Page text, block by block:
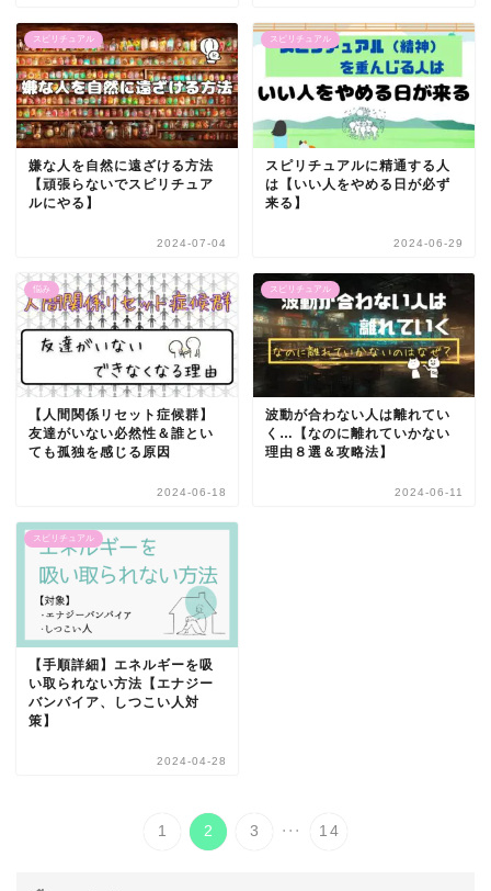
スピリチュアル
嫌な人を自然に遠ざける方法
【頑張らないでスピリチュア
ルにやる】
2024-07-04
スピリチュアル
スピリチュアルに精通する人
は【いい人をやめる日が必ず
来る】
2024-06-29
悩み
【人間関係リセット症候群】
友達がいない必然性＆誰とい
ても孤独を感じる原因
2024-06-18
スピリチュアル
波動が合わない人は離れてい
く…【なのに離れていかない
理由８選＆攻略法】
2024-06-11
スピリチュアル
【手順詳細】エネルギーを吸
い取られない方法【エナジー
バンパイア、しつこい人対
策】
2024-04-28
1 2 3 ... 14